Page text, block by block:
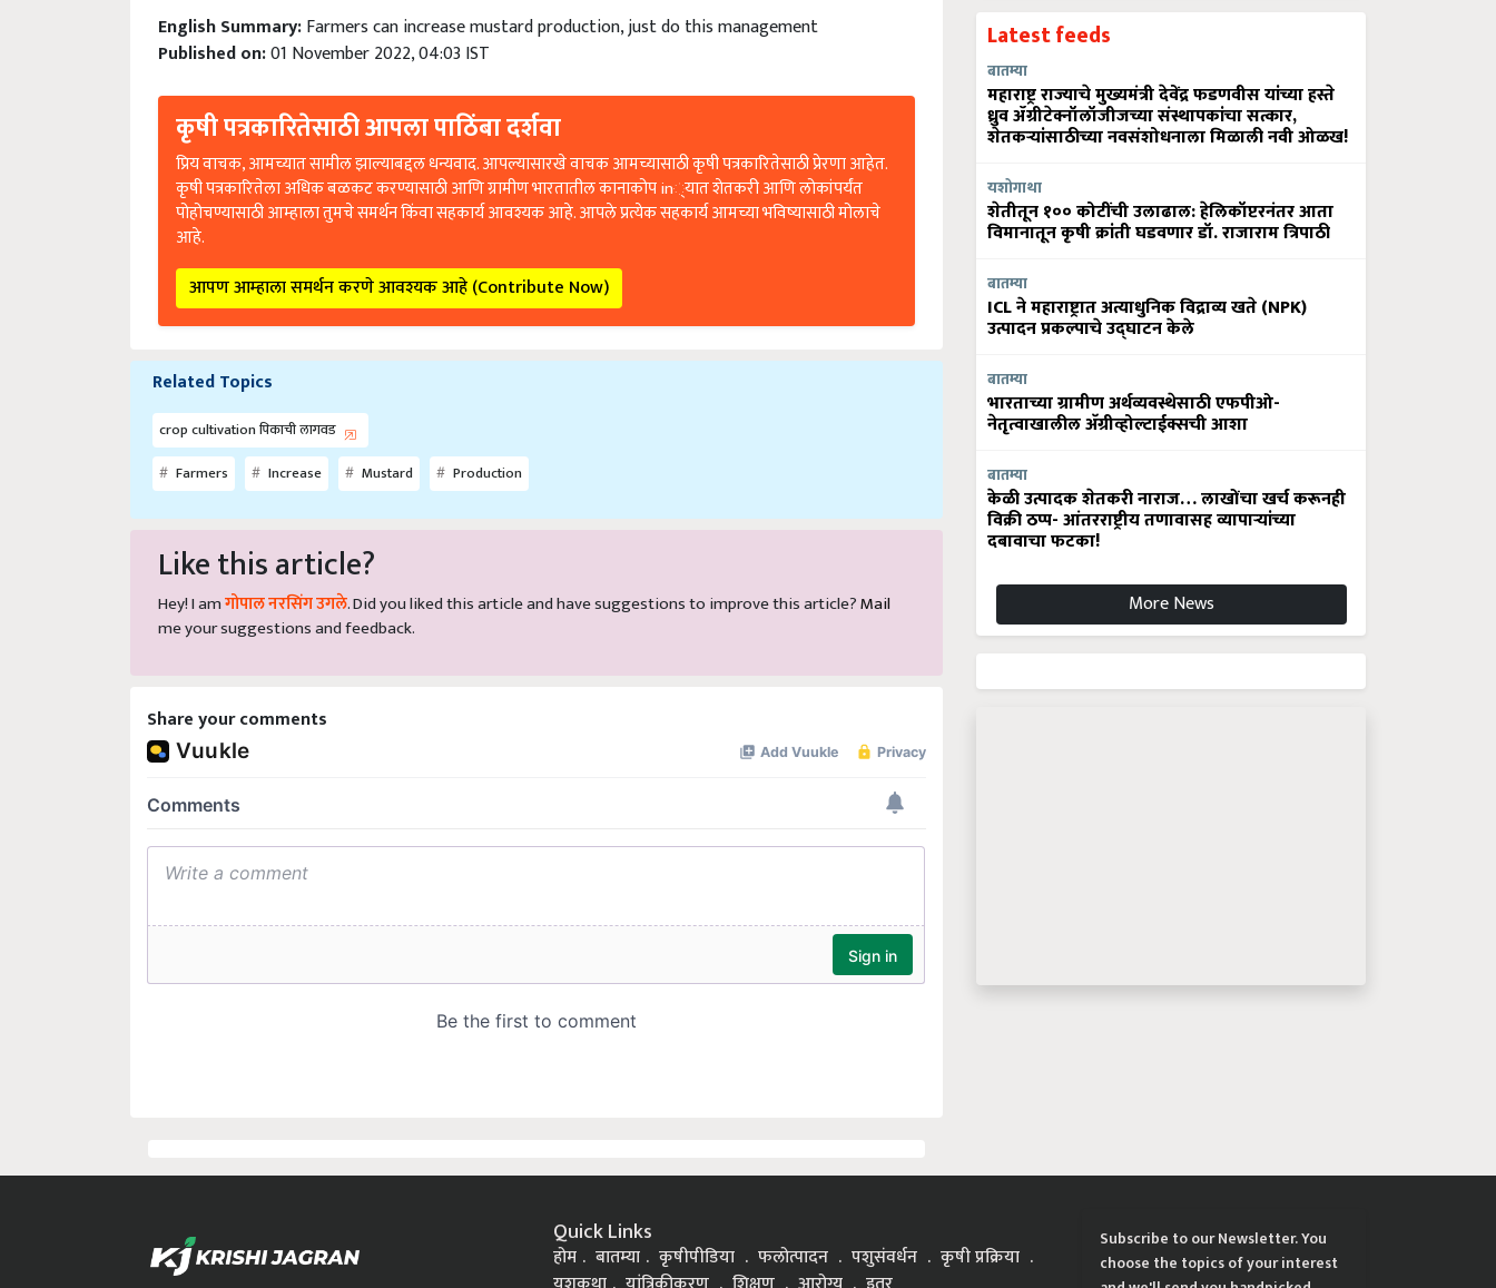
English Summary: Farmers can increase mustard production, just do this management
Published on:01 November 2022, 04:03 IST
कृषी पत्रकारितेसाठी आपला पाठिंबा दर्शवा
प्रिय वाचक, आमच्यात सामील झाल्याबद्दल धन्यवाद. आपल्यासारखे वाचक आमच्यासाठी कृषी पत्रकारितेसाठी प्रेरणा आहेत.
कृषी पत्रकारितेला अधिक बळकट करण्यासाठी आणि ग्रामीण भारतातील कानाकोप in्यात शेतकरी आणि लोकांपर्यंत
पोहोचण्यासाठी आम्हाला तुमचे समर्थन किंवा सहकार्य आवश्यक आहे. आपले प्रत्येक सहकार्य आमच्या भविष्यासाठी मोलाचे
आहे.
आपण आम्हाला समर्थन करणे आवश्यक आहे (Contribute Now)
Related Topics
crop cultivation पिकाची लागवड
Farmers
Increase Mustard Production
Like this article?
Hey! I am गोपाल नरसिंग उगले . Did you liked this article and have suggestions to improve this article? Mail
me your suggestions and feedback.
Share your comments
Latest feeds
बातम्या
महाराष्ट्र राज्याचे मुख्यमंत्री देवेंद्र फडणवीस यांच्या हस्ते
ध्रुव ॲग्रीटेक्नॉलॉजीजच्या संस्थापकांचा सत्कार,
शेतकऱ्यांसाठीच्या नवसंशोधनाला मिळाली नवी ओळख!
यशोगाथा
शेतीतून १०० कोटींची उलाढाल: हेलिकॉप्टरनंतर आता
विमानातून कृषी क्रांती घडवणार डॉ. राजाराम त्रिपाठी
बातम्या
ICL ने महाराष्ट्रात अत्याधुनिक विद्राव्य खते (NPK)
उत्पादन प्रकल्पाचे उद्घाटन केले
बातम्या
भारताच्या ग्रामीण अर्थव्यवस्थेसाठी एफपीओ-
नेतृत्वाखालील अ‍ॅग्रीव्होल्टाईक्सची आशा
बातम्या
केळी उत्पादक शेतकरी नाराज… लाखोंचा खर्च करूनही
विक्री ठप्प- आंतरराष्ट्रीय तणावासह व्यापाऱ्यांच्या
दबावाचा फटका!
More News
Quick Links
होम बातम्या कृषीपीडिया फलोत्पादन पशुसंवर्धन
कृषी प्रक्रिया
यशकथा
यांत्रिकीकरण शिक्षण आरोग्य इतर
Subscribe to our Newsletter. You
choose the topics of your interest
and we'll send you handpicked